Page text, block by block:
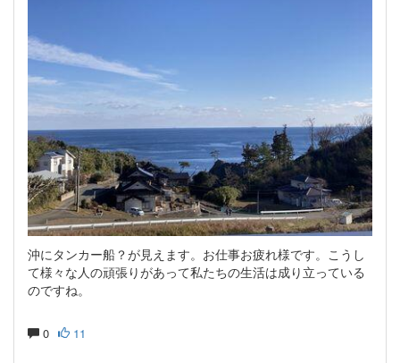
沖にタンカー船？が見えます。お仕事お疲れ様です。こうし
て様々な人の頑張りがあって私たちの生活は成り立っている
のですね。
0 11